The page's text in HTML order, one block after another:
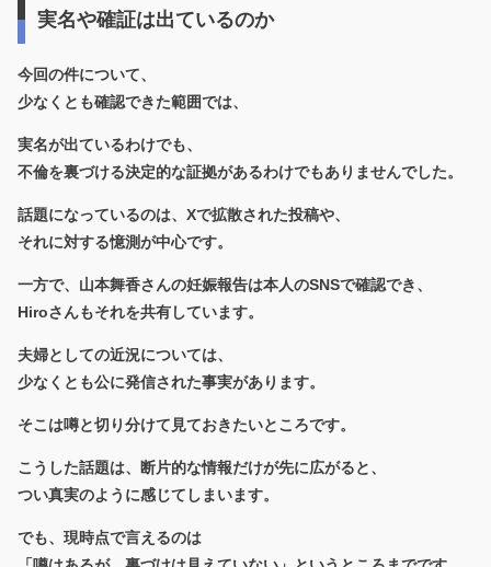
実名や確証は出ているのか
今回の件について、
少なくとも確認できた範囲では、
実名が出ているわけでも、
不倫を裏づける決定的な証拠があるわけでもありませんでした。
話題になっているのは、Xで拡散された投稿や、
それに対する憶測が中心です。
一方で、山本舞香さんの妊娠報告は本人のSNSで確認でき、
Hiroさんもそれを共有しています。
夫婦としての近況については、
少なくとも公に発信された事実があります。
そこは噂と切り分けて見ておきたいところです。
こうした話題は、断片的な情報だけが先に広がると、
つい真実のように感じてしまいます。
でも、現時点で言えるのは